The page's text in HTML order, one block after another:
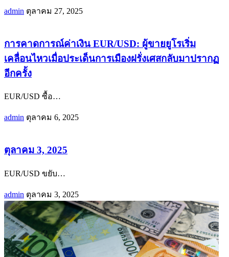
admin ตุลาคม 27, 2025
การคาดการณ์ค่าเงิน EUR/USD: ผู้ขายยูโรเริ่ม
เคลื่อนไหวเมื่อประเด็นการเมืองฝรั่งเศสกลับมาปรากฏ
อีกครั้ง
EUR/USD ซื้อ…
admin ตุลาคม 6, 2025
ตุลาคม 3, 2025
EUR/USD ขยับ…
admin ตุลาคม 3, 2025